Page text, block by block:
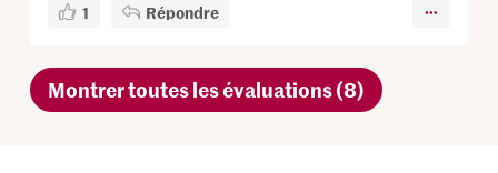
1 Répondre
Montrer toutes les évaluations (8)